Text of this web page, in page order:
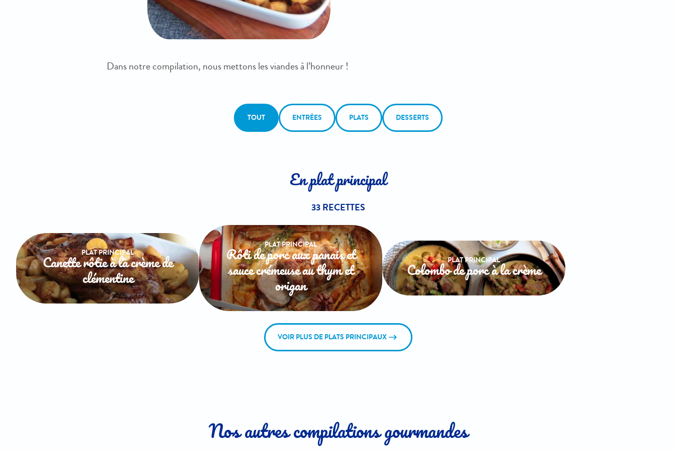
Dans notre compilation, nous mettons les viandes à l’honneur !
TOUT ENTRÉES PLATS DESSERTS
En plat principal
33 RECETTES
PLAT PRINCIPAL
Canette rôtie à la crème de
clémentine
PLAT PRINCIPAL
Rôti de porc aux panais et
sauce crémeuse au thym et
origan
PLAT PRINCIPAL
Colombo de porc à la crème
VOIR PLUS DE PLATS PRINCIPAUX
Nos autres compilations gourmandes